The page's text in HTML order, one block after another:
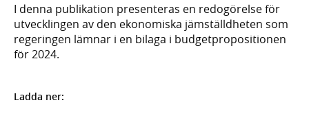
I denna publikation presenteras en redogörelse för
utvecklingen av den ekonomiska jämställdheten som
regeringen lämnar i en bilaga i budgetpropositionen
för 2024.
Ladda ner: